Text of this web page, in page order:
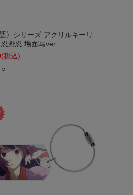
語〉シリーズ アクリルキーリ
野忍 場面写ver.
(税込)